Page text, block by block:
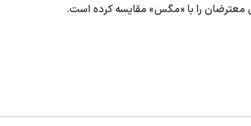
معترضان را با «مگس» مقایسه کرده است.